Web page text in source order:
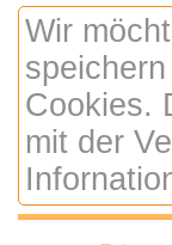
Wir
Cookies.
mit der